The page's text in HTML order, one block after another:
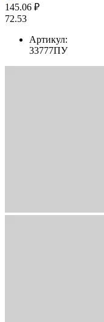
145.06 ₽
72.53
Артикул:
33777ПУ